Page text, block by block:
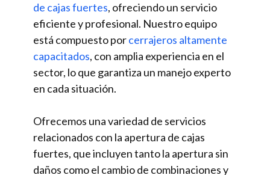
de cajas fuertes, ofreciendo un servicio
eficiente y profesional. Nuestro equipo
está compuesto porcerrajeros altamente
capacitados, con amplia experiencia en el
sector, lo que garantiza un manejo experto
en cada situación.
Ofrecemos una variedad de servicios
relacionados con la apertura de cajas
fuertes, que incluyen tanto la apertura sin
daños como el cambio de combinaciones y